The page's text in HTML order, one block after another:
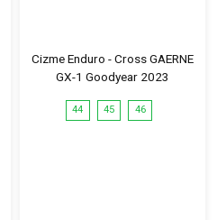
Cizme Enduro - Cross GAERNE
GX-1 Goodyear 2023
44 45 46